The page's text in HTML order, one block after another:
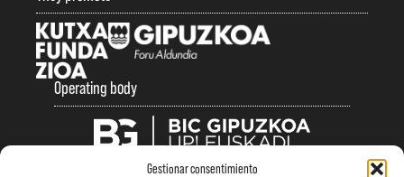
Gestionar consentimiento
Operating body